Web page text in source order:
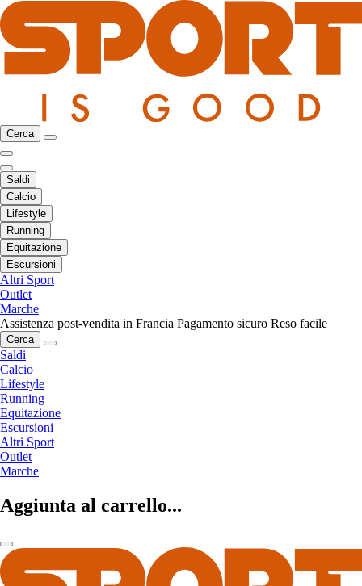
Cerca
Saldi
Calcio
Lifestyle
Running
Equitazione
Escursioni
Altri Sport
Outlet
Marche
Assistenza post-vendita in Francia Pagamento sicuro Reso facile
Cerca
Saldi
Calcio
Lifestyle
Running
Equitazione
Escursioni
Altri Sport
Outlet
Marche
Aggiunta al carrello...